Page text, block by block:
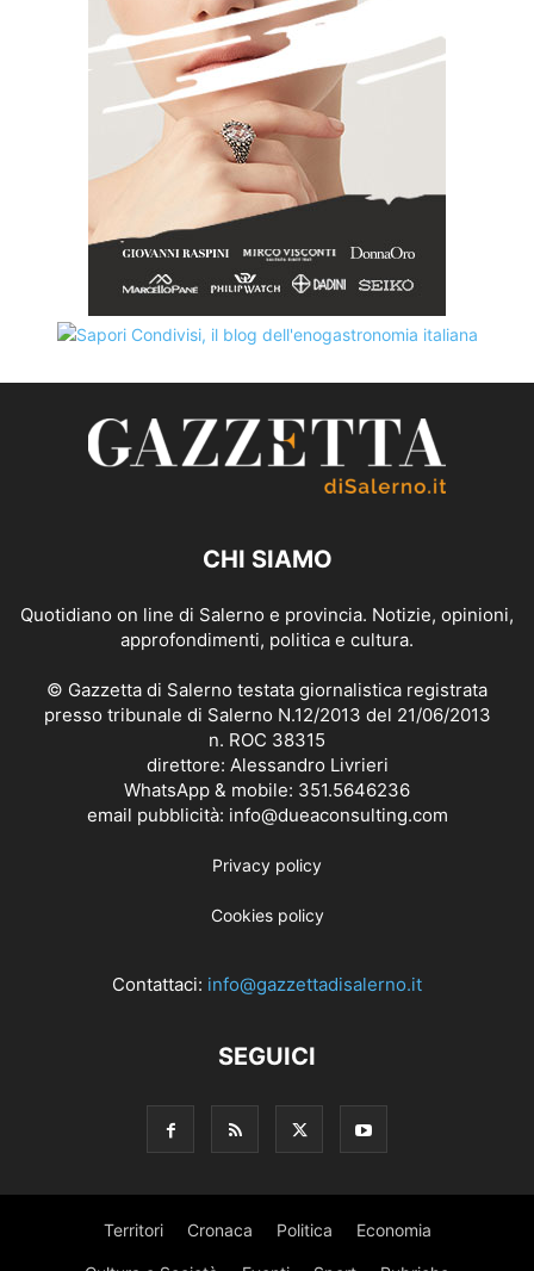
CHI SIAMO
Quotidiano on line di Salerno e provincia. Notizie, opinioni,
approfondimenti, politica e cultura.
© Gazzetta di Salerno testata giornalistica registrata
presso tribunale di Salerno N.12/2013 del 21/06/2013
n. ROC 38315
direttore: Alessandro Livrieri
WhatsApp & mobile: 351.5646236
email pubblicità: info@dueaconsulting.com
Privacy policy
Cookies policy
Contattaci: info@gazzettadisalerno.it
SEGUICI
Territori Cronaca Politica Economia